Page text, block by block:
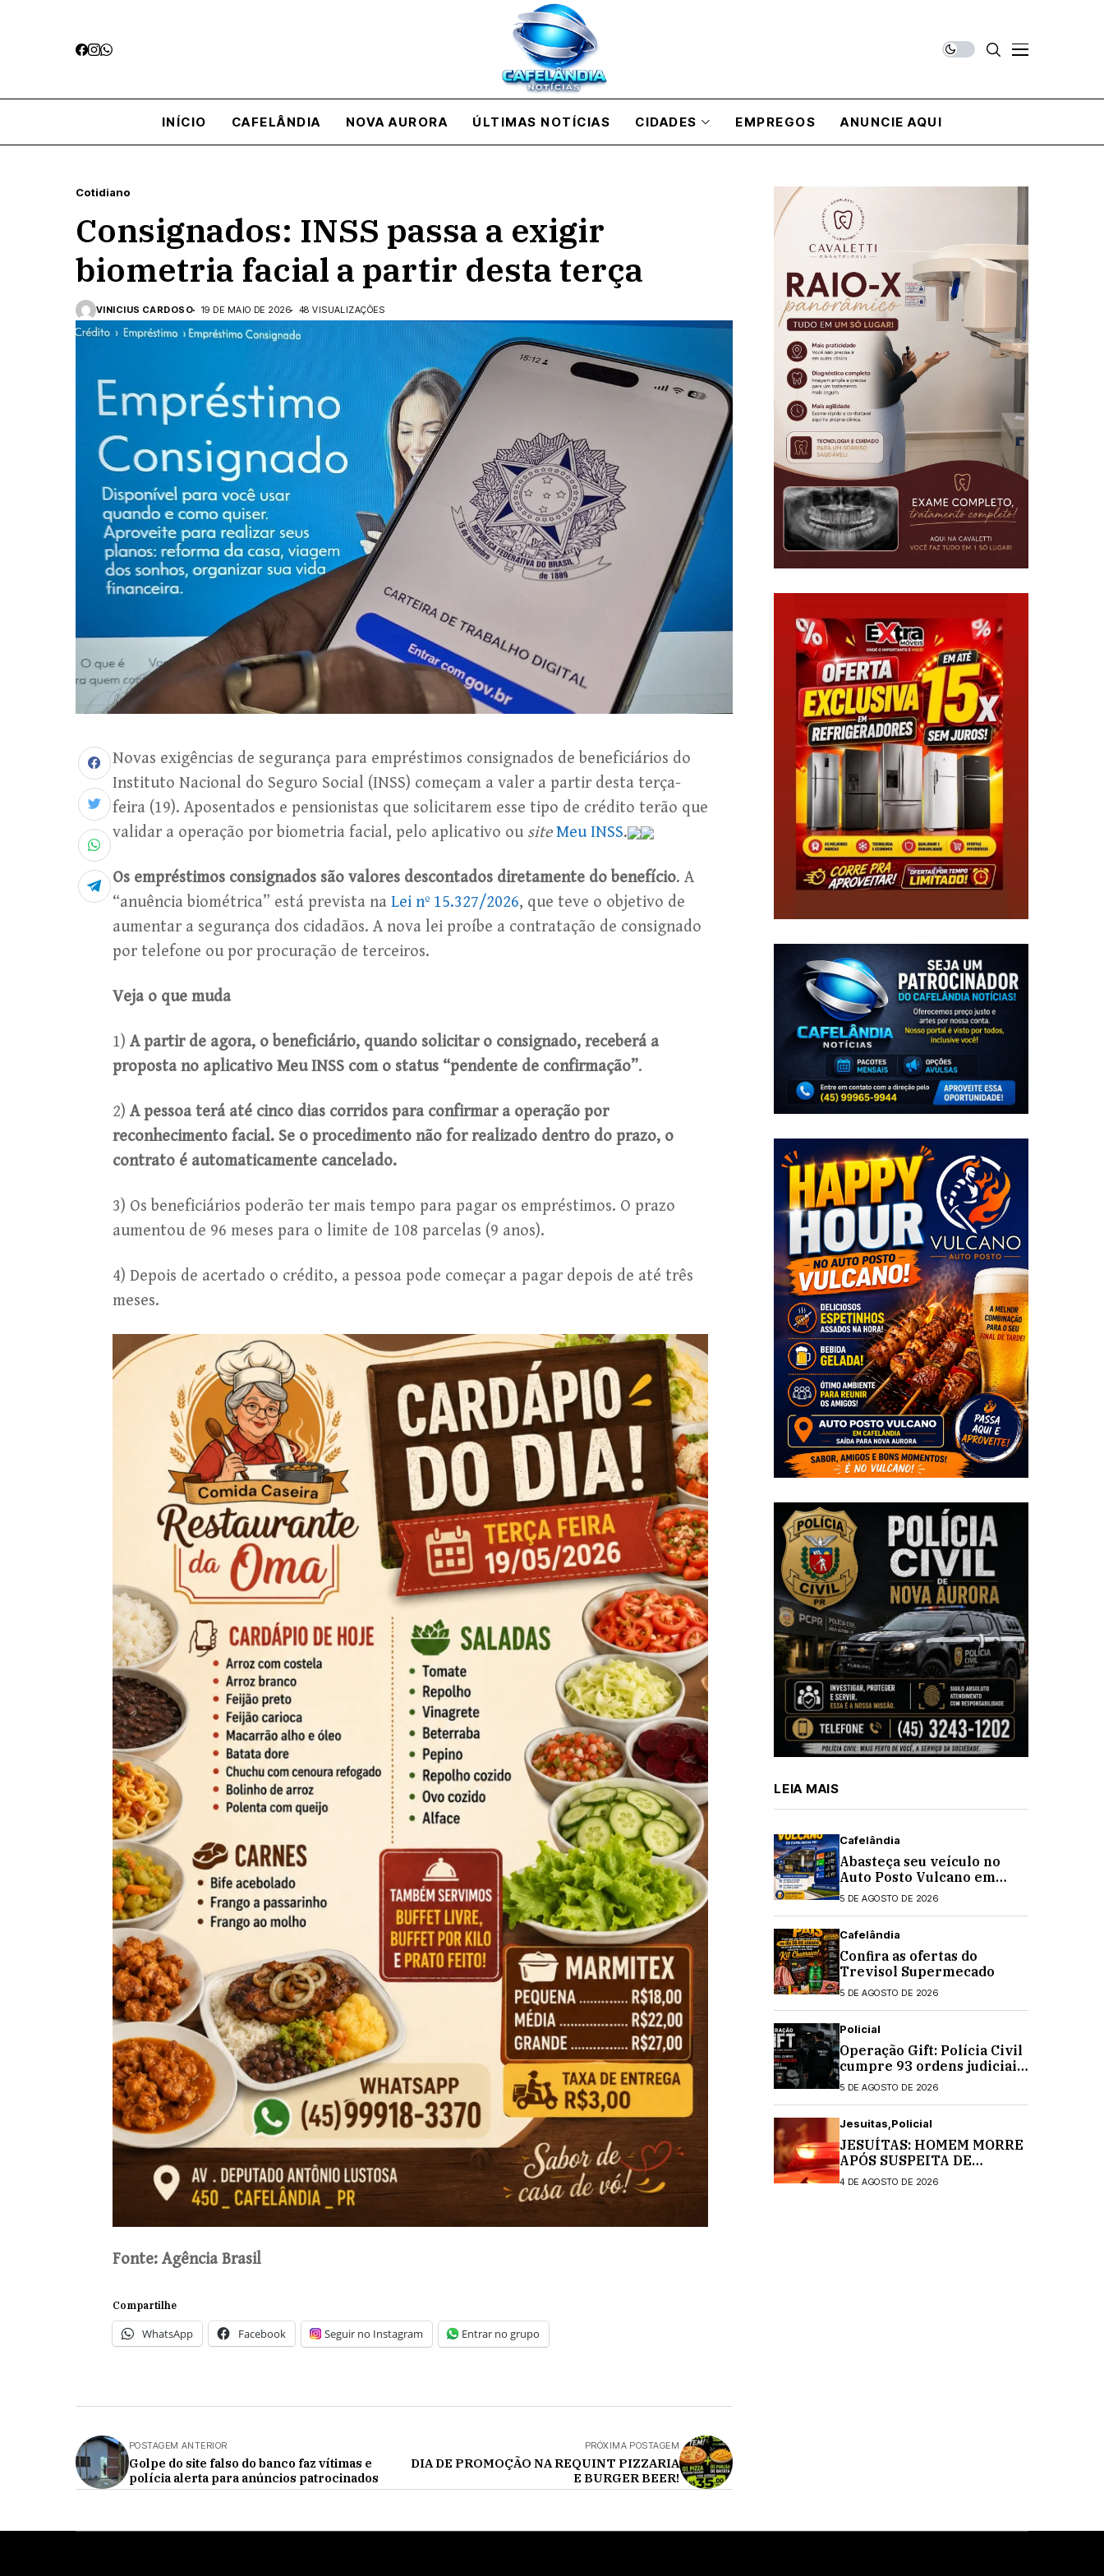
INÍCIO CAFELÂNDIA NOVA AURORA ÚLTIMAS NOTÍCIAS CIDADES EMPREGOS ANUNCIE AQUI
Cotidiano
Consignados: INSS passa a exigir
biometria facial a partir desta terça
VINICIUS CARDOSO 19 DE MAIO DE 2026 48 VISUALIZAÇÕES
Novas exigências de segurança para empréstimos consignados de beneficiários do
Instituto Nacional do Seguro Social (INSS) começam a valer a partir desta terça-
feira (19). Aposentados e pensionistas que solicitarem esse tipo de crédito terão que
validar a operação por biometria facial, pelo aplicativo ou site Meu INSS.
Os empréstimos consignados são valores descontados diretamente do benefício. A
“anuência biométrica” está prevista na Lei nº 15.327/2026, que teve o objetivo de
aumentar a segurança dos cidadãos. A nova lei proíbe a contratação de consignado
por telefone ou por procuração de terceiros.
Veja o que muda
1) A partir de agora, o beneficiário, quando solicitar o consignado, receberá a
proposta no aplicativo Meu INSS com o status “pendente de confirmação”.
2) A pessoa terá até cinco dias corridos para confirmar a operação por
reconhecimento facial. Se o procedimento não for realizado dentro do prazo, o
contrato é automaticamente cancelado.
3) Os beneficiários poderão ter mais tempo para pagar os empréstimos. O prazo
aumentou de 96 meses para o limite de 108 parcelas (9 anos).
4) Depois de acertado o crédito, a pessoa pode começar a pagar depois de até três
meses.
Fonte: Agência Brasil
Compartilhe
WhatsApp Facebook Seguir no Instagram Entrar no grupo
POSTAGEM ANTERIOR
Golpe do site falso do banco faz vítimas e
polícia alerta para anúncios patrocinados
PRÓXIMA POSTAGEM
DIA DE PROMOÇÃO NA REQUINT PIZZARIA
E BURGER BEER!
LEIA MAIS
Cafelândia
Abasteça seu veículo no
Auto Posto Vulcano em
Cafelândia
5 DE AGOSTO DE 2026
Cafelândia
Confira as ofertas do
Trevisol Supermecado
5 DE AGOSTO DE 2026
Policial
Operação Gift: Polícia Civil
cumpre 93 ordens judiciais
no Paraná e Santa Catarina
5 DE AGOSTO DE 2026
Jesuitas Policial
JESUÍTAS: HOMEM MORRE
APÓS SUSPEITA DE
INTOXICAÇÃO
4 DE AGOSTO DE 2026